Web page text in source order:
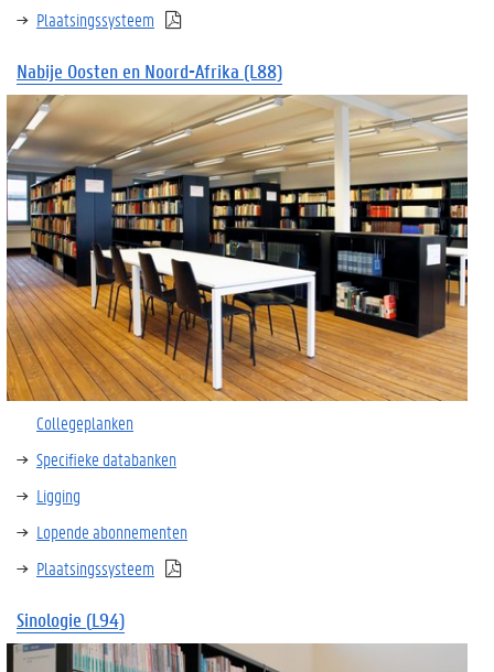
Plaatsingssysteem
Nabije Oosten en Noord-Afrika (L88)
Collegeplanken
Specifieke databanken
Ligging
Lopende abonnementen
Plaatsingssysteem
Sinologie (L94)